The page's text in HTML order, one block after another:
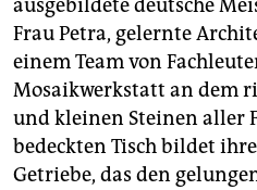
ausgebildete deutsche
Frau Petra, gelernte
einem Team von
Mosaikwerkstatt an dem
und kleinen Steinen aller
bedeckten Tisch bildet
Getriebe, das den